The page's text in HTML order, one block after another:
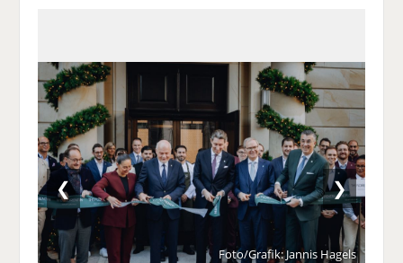
ac
e
b
o
o
k
te
il
n
er
n
n
k
e
di
n
te
il
e
n
m
ai
l
v
er
se
n
d
e
n
e
n
Foto/Grafik: Jannis Hagels
❮ ❯